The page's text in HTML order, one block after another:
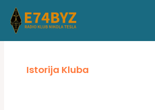
content
Istorija Kluba